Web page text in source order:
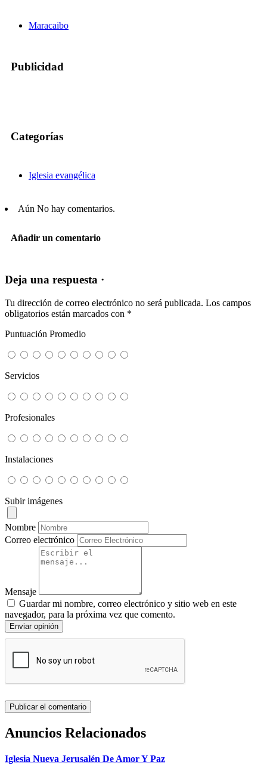
Maracaibo
Publicidad
Categorías
Iglesia evangélica
Aún No hay comentarios.
Añadir un comentario
Deja una respuesta ·
Tu dirección de correo electrónico no será publicada. Los campos
obligatorios están marcados con *
Puntuación Promedio
Servicios
Profesionales
Instalaciones
Subir imágenes
Nombre
Correo electrónico
Mensaje
Guardar mi nombre, correo electrónico y sitio web en este
navegador, para la próxima vez que comento.
Enviar opinión
Anuncios Relacionados
Iglesia Nueva Jerusalén De Amor Y Paz